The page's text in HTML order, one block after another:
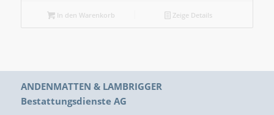
In den Warenkorb Zeige Details
ANDENMATTEN & LAMBRIGGER
Bestattungsdienste AG